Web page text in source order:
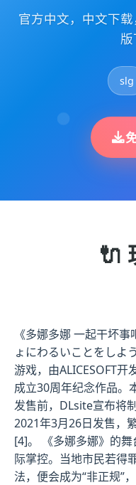
官方中文，中文下
slg
🔌
《多娜多娜 一起干坏
ょにわるいことをしよ
游戏，由ALICESOFT开
成立30周年纪念作品。
发售前，DLsite宣布将
2021年3月26日发售，
[4]。 《多娜多娜》的
际掌控。当地市民若得
法，便会成为“非正规”